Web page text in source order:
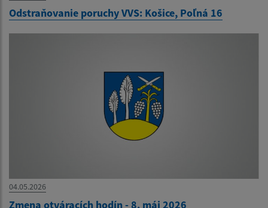
Odstraňovanie poruchy VVS: Košice, Poľná 16
04.05.2026
Zmena otváracích hodín - 8. máj 2026